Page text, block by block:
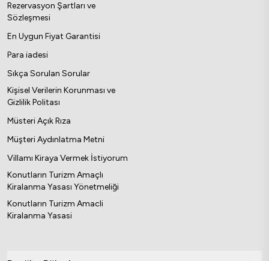
Rezervasyon Şartları ve
Sözleşmesi
En Uygun Fiyat Garantisi
Para iadesi
Sıkça Sorulan Sorular
Kişisel Verilerin Korunması ve
Gizlilik Politası
Müsteri Açık Rıza
Müşteri Aydınlatma Metni
Villamı Kiraya Vermek İstiyorum
Konutların Turizm Amaçlı
Kiralanma Yasası Yönetmeliği
Konutların Turizm Amacli
Kiralanma Yasasi